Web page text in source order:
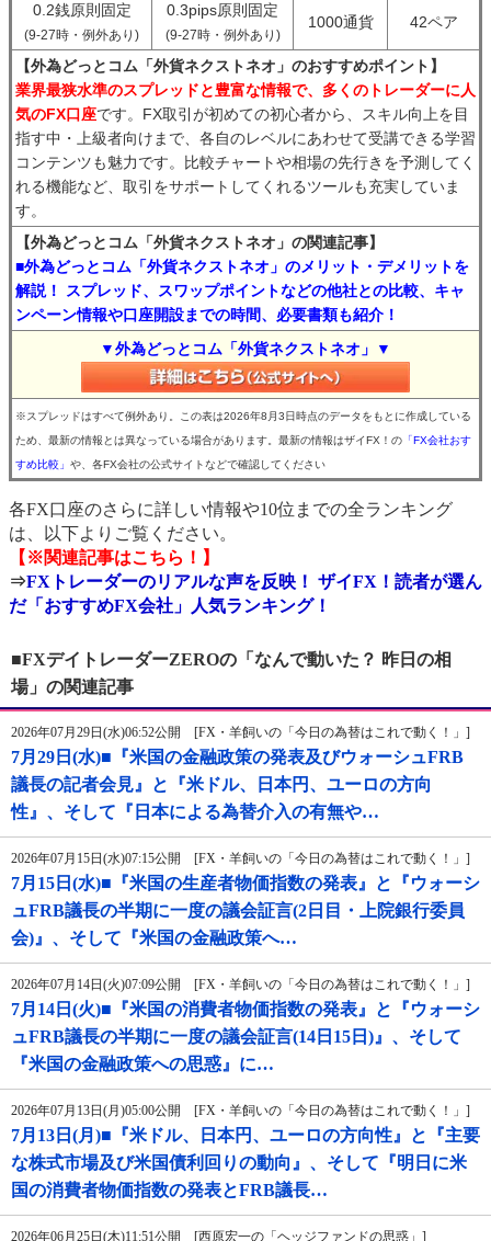
0.2銭原則固定
(9-27時・例外あり)
0.3pips原則固定
(9-27時・例外あり)
1000通貨 42ペア
【外為どっとコム「外貨ネクストネオ」のおすすめポイント】
業界最狭水準のスプレッドと豊富な情報で、多くのトレーダーに人
気のFX口座です。FX取引が初めての初心者から、スキル向上を目
指す中・上級者向けまで、各自のレベルにあわせて受講できる学習
コンテンツも魅力です。比較チャートや相場の先行きを予測してく
れる機能など、取引をサポートしてくれるツールも充実していま
す。
【外為どっとコム「外貨ネクストネオ」の関連記事】
■外為どっとコム「外貨ネクストネオ」のメリット・デメリットを
解説！ スプレッド、スワップポイントなどの他社との比較、キャ
ンペーン情報や口座開設までの時間、必要書類も紹介！
▼外為どっとコム「外貨ネクストネオ」▼
※スプレッドはすべて例外あり。この表は2026年8月3日時点のデータをもとに作成している
ため、最新の情報とは異なっている場合があります。最新の情報はザイFX！の 「FX会社おす
すめ比較」 や、各FX会社の公式サイトなどで確認してください
各FX口座のさらに詳しい情報や10位までの全ランキング
は、以下よりご覧ください。
【※関連記事はこちら！】
⇒FXトレーダーのリアルな声を反映！ ザイFX！読者が選ん
だ「おすすめFX会社」人気ランキング！
■FXデイトレーダーZEROの「なんで動いた？ 昨日の相
場」の関連記事
2026年07月29日(水)06:52公開 [FX・羊飼いの「今日の為替はこれで動く！」]
7月29日(水)■『米国の金融政策の発表及びウォーシュFRB
議長の記者会見』と『米ドル、日本円、ユーロの方向
性』、そして『日本による為替介入の有無や…
2026年07月15日(水)07:15公開 [FX・羊飼いの「今日の為替はこれで動く！」]
7月15日(水)■『米国の生産者物価指数の発表』と『ウォーシ
ュFRB議長の半期に一度の議会証言(2日目・上院銀行委員
会)』、そして『米国の金融政策へ…
2026年07月14日(火)07:09公開 [FX・羊飼いの「今日の為替はこれで動く！」]
7月14日(火)■『米国の消費者物価指数の発表』と『ウォーシ
ュFRB議長の半期に一度の議会証言(14日15日)』、そして
『米国の金融政策への思惑』に…
2026年07月13日(月)05:00公開 [FX・羊飼いの「今日の為替はこれで動く！」]
7月13日(月)■『米ドル、日本円、ユーロの方向性』と『主要
な株式市場及び米国債利回りの動向』、そして『明日に米
国の消費者物価指数の発表とFRB議長…
2026年06月25日(木)11:51公開 [西原宏一の「ヘッジファンドの思惑」]